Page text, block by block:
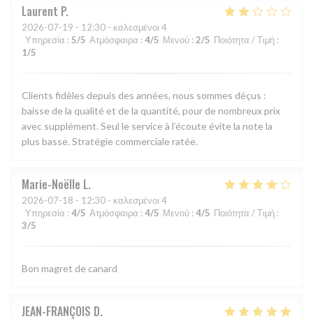
Laurent P
2026-07-19 - 12:30 - καλεσμένοι 4
Υπηρεσία : 5/5 Ατμόσφαιρα : 4/5 Μενού : 2/5 Ποιότητα / Τιμή :
1/5
Clients fidèles depuis des années, nous sommes déçus :
baisse de la qualité et de la quantité, pour de nombreux prix
avec supplément. Seul le service à l’écoute évite la note la
plus basse. Stratégie commerciale ratée.
Marie-Noëlle L
2026-07-18 - 12:30 - καλεσμένοι 4
Υπηρεσία : 4/5 Ατμόσφαιρα : 4/5 Μενού : 4/5 Ποιότητα / Τιμή :
3/5
Bon magret de canard
JEAN-FRANÇOIS D